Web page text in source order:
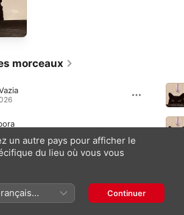
morceaux
un autre pays pour afficher le
du lieu où vous vous
Continuer